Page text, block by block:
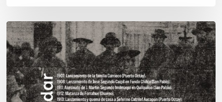
Chawrakawin:
Palimpsesto
explora
a
través